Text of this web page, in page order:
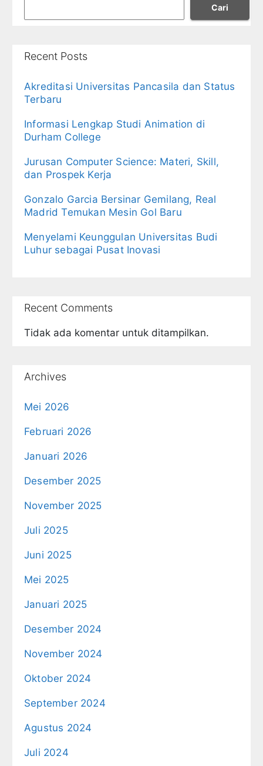
Cari
Recent Posts
Akreditasi Universitas Pancasila dan Status
Terbaru
Informasi Lengkap Studi Animation di
Durham College
Jurusan Computer Science: Materi, Skill,
dan Prospek Kerja
Gonzalo Garcia Bersinar Gemilang, Real
Madrid Temukan Mesin Gol Baru
Menyelami Keunggulan Universitas Budi
Luhur sebagai Pusat Inovasi
Recent Comments
Tidak ada komentar untuk ditampilkan.
Archives
Mei 2026
Februari 2026
Januari 2026
Desember 2025
November 2025
Juli 2025
Juni 2025
Mei 2025
Januari 2025
Desember 2024
November 2024
Oktober 2024
September 2024
Agustus 2024
Juli 2024